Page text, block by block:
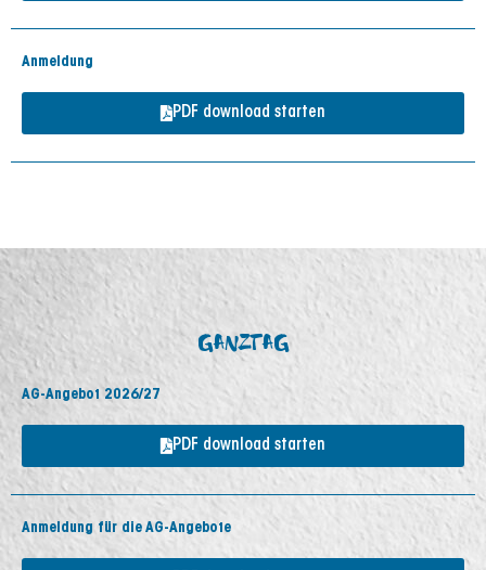
Anmeldung
PDF download starten
GANZTAG
AG-Angebot 2026/27
PDF download starten
Anmeldung für die AG-Angebote